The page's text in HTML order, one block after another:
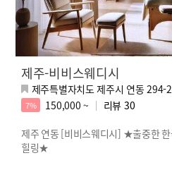
제주-비비스웨디시
제주특별자치도 제주시 연동 294-2
7% 150,000 ~ 리뷰 30
제주 연동 [비비스웨디시] ★출중한 한국 관리사의 깊이 있는 스웨디시
힐링★